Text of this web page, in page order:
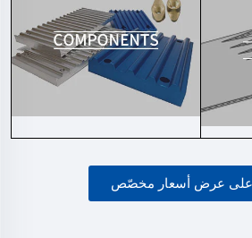
عرض أسعار مخصّص